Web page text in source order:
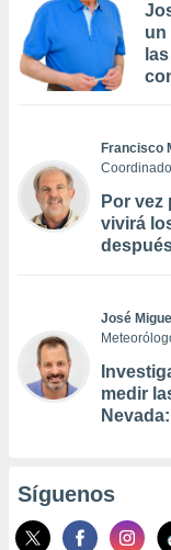
un
Francisco
Por vez
vivirá
José
medir
Síguenos